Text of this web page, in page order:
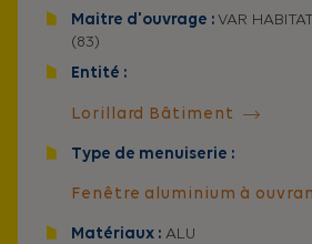
Maitre d'ouvrage :VAR
(83)
Entité :
Lorillard Bâtiment
Type de menuiserie :
Fenêtre aluminium à
Matériaux : ALU